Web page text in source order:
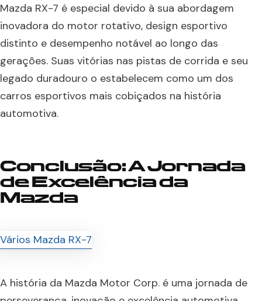
Mazda RX-7 é especial devido à sua abordagem
inovadora do motor rotativo, design esportivo
distinto e desempenho notável ao longo das
gerações. Suas vitórias nas pistas de corrida e seu
legado duradouro o estabelecem como um dos
carros esportivos mais cobiçados na história
automotiva.
Conclusão: A Jornada
de Excelência da
Mazda
A história da Mazda Motor Corp. é uma jornada de